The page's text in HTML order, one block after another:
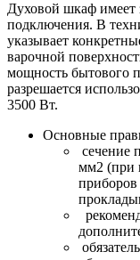
Духовой шкаф имеет
подключения. В
указывает
варочной
мощность бытового
разрешается
3500 Вт.
Основные
сечение
мм2 (при